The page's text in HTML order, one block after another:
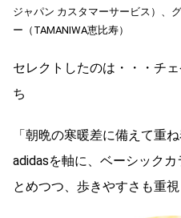
ジャパン カスタマーサービス）、
ー（TAMANIWA恵比寿）
セレクトしたのは・・・チ
ち
「朝晩の寒暖差に備えて重
adidasを軸に、ベーシック
とめつつ、歩きやすさも重視